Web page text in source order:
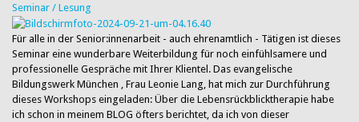
Seminar / Lesung
Für alle in der Senior:innenarbeit - auch ehrenamtlich - Tätigen ist dieses
Seminar eine wunderbare Weiterbildung für noch einfühlsamere und
professionelle Gespräche mit Ihrer Klientel. Das evangelische
Bildungswerk München , Frau Leonie Lang, hat mich zur Durchführung
dieses Workshops eingeladen: Über die Lebensrückblicktherapie habe
ich schon in meinem BLOG öfters berichtet, da ich von dieser